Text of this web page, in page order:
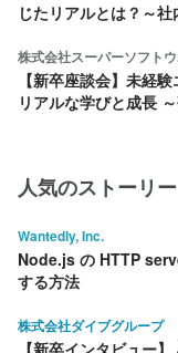
じたリアルとは？～社
株式会社スーパーソフト
【新卒座談会】未経
リアルな学びと成長
人気のストーリー
Wantedly, Inc.
Node.js の HTTP
する方法
株式会社ダイブグループ
【新卒インタビュー